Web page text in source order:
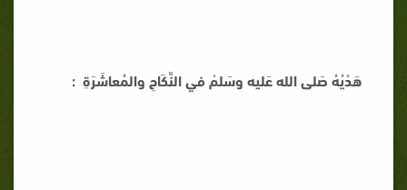
هَدْيُهُ صَلى الله عَليه وسَلمْ في النِّكَاحِ والمُعاشَرَةِ :